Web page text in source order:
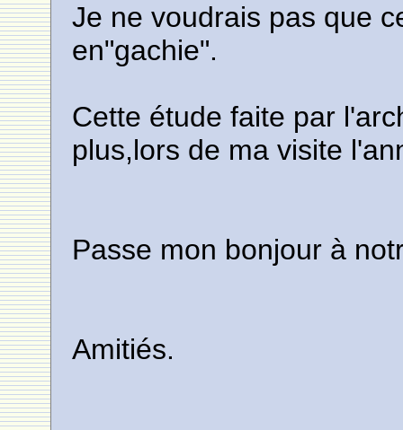
Je ne voudrais pas que
en"gachie".
Cette étude faite par
plus,lors de ma visite
Passe mon bonjour à
Amitiés.